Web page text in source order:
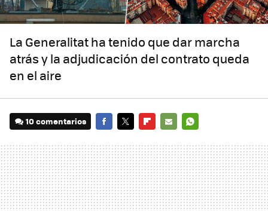
La Generalitat ha tenido que dar marcha
atrás y la adjudicación del contrato queda
en el aire
10 comentarios
MAIL